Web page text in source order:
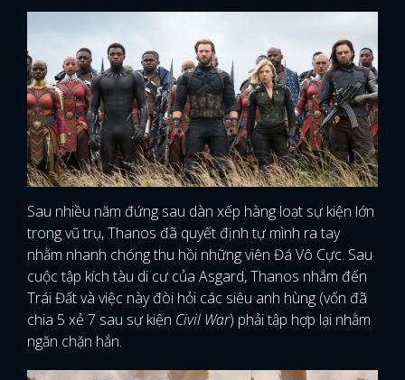
Sau nhiều năm đứng sau dàn xếp hàng loạt sự kiện lớn
trong vũ trụ, Thanos đã quyết định tự mình ra tay
nhằm nhanh chóng thu hồi những viên Đá Vô Cực. Sau
cuộc tập kích tàu di cư của Asgard, Thanos nhắm đến
Trái Đất và việc này đòi hỏi các siêu anh hùng (vốn đã
chia 5 xẻ 7 sau sự kiện Civil War) phải tập hợp lại nhằm
ngăn chặn hắn.